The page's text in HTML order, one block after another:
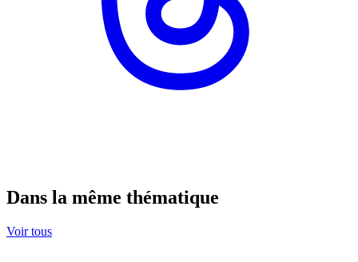
Dans la même thématique
Voir tous